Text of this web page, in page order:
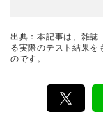
に良
中心
出典：本記事は、雑誌
る実際のテスト結果
のです。